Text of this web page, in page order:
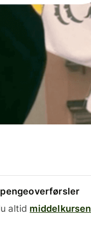
altid middelkursen